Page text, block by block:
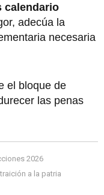
calendario
adecúa la
necesaria
el bloque de
las penas
2026
traición a la patria